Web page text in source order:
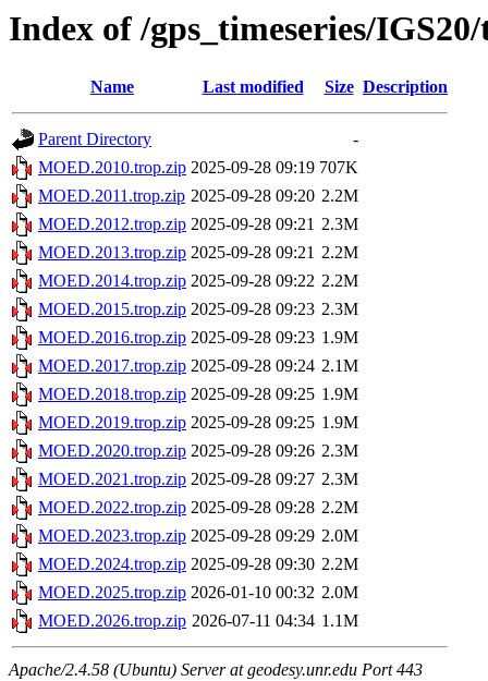
Index of /gps_timeseries/
Name Last modified Size Description
Parent Directory
-
MOED.2010.trop.zip 2025-09-28 09:19 707K
MOED.2011.trop.zip 2025-09-28 09:20 2.2M
MOED.2012.trop.zip 2025-09-28 09:21 2.3M
MOED.2013.trop.zip 2025-09-28 09:21 2.2M
MOED.2014.trop.zip 2025-09-28 09:22 2.2M
MOED.2015.trop.zip 2025-09-28 09:23 2.3M
MOED.2016.trop.zip 2025-09-28 09:23 1.9M
MOED.2017.trop.zip 2025-09-28 09:24 2.1M
MOED.2018.trop.zip 2025-09-28 09:25 1.9M
MOED.2019.trop.zip 2025-09-28 09:25 1.9M
MOED.2020.trop.zip 2025-09-28 09:26 2.3M
MOED.2021.trop.zip 2025-09-28 09:27 2.3M
MOED.2022.trop.zip 2025-09-28 09:28 2.2M
MOED.2023.trop.zip 2025-09-28 09:29 2.0M
MOED.2024.trop.zip 2025-09-28 09:30 2.2M
MOED.2025.trop.zip 2026-01-10 00:32 2.0M
MOED.2026.trop.zip 2026-07-11 04:34 1.1M
Apache/2.4.58 (Ubuntu) Server at geodesy.unr.edu Port 443